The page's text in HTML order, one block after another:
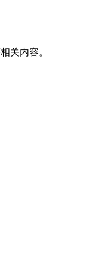
关内容。